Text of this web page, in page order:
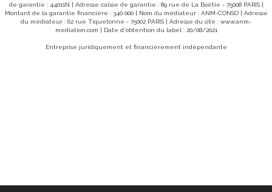
de garantie : 44011N | Adresse caisse de garantie : 89 rue de La Boëtie - 75008 PARIS |
Montant de la garantie financière : 340 000 | Nom du médiateur : ANM-CONSO | Adresse
du médiateur : 62 rue Tiquetonne - 75002 PARIS | Adresse du site : www.anm-
mediation.com | Date d'obtention du label : 20/08/2021
Entreprise juridiquement et financièrement indépendante